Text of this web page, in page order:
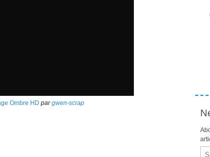
Ombre HD pargwen-scrap